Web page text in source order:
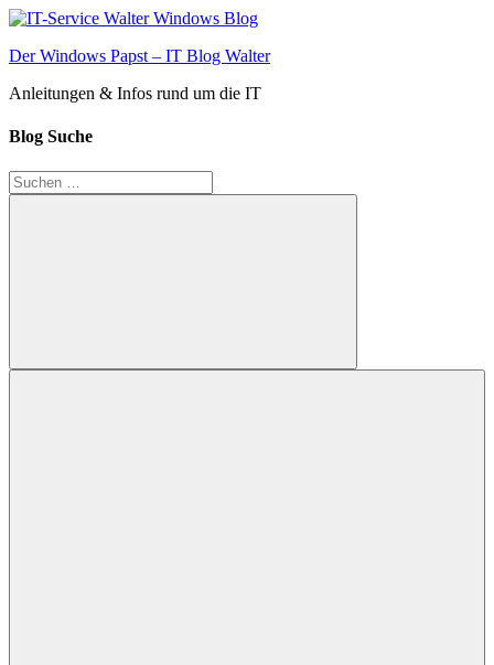
Zum
springen
Der Windows Papst – IT Blog Walter
Anleitungen & Infos rund um die IT
Blog Suche
Suchen
nach:
Suchen